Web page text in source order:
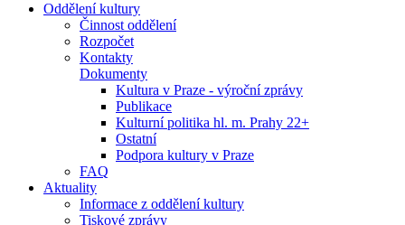
Oddělení kultury
Činnost oddělení
Rozpočet
Kontakty
Dokumenty
Kultura v Praze - výroční zprávy
Publikace
Kulturní politika hl. m. Prahy 22+
Ostatní
Podpora kultury v Praze
FAQ
Aktuality
Informace z oddělení kultury
Tiskové zprávy